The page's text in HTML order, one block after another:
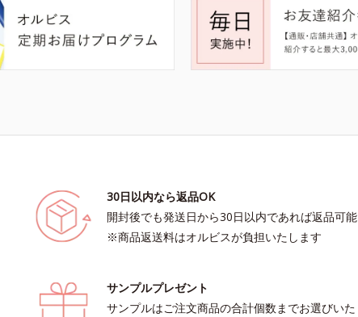
30日以内なら返品OK
開封後でも発送日から30日以内であれば返品可能
※商品返送料はオルビスが負担いたします
サンプルプレゼント
サンプルはご注文商品の合計個数までお選びいた